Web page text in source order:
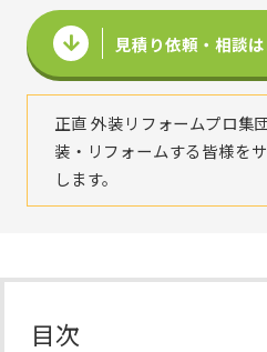
見積り依頼・相談
正直 外装リフォームプロ集
装・リフォームする皆様を
します。
目次